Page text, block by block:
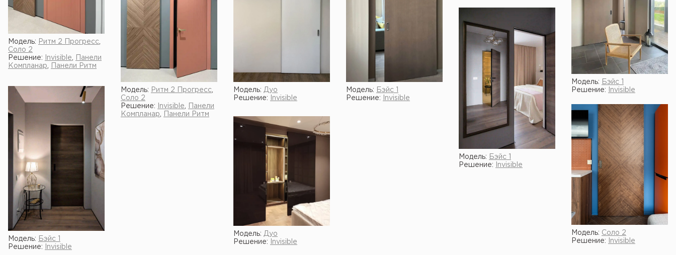
Модель: Ритм 2 Прогресс
Соло 2
Решение:
Invisible
Панели
Компланар
Панели Ритм
Модель: Ритм 2 Прогресс
Соло 2
Решение:
Invisible
Панели
Компланар
Панели Ритм
Модель: Дуо
Решение:
Invisible
Модель:
Бэйс 1
Решение:
Invisible
Модель:
Бэйс 1
Решение:
Invisible
Модель:
Бэйс 1
Решение:
Invisible
Модель:
Бэйс 1
Решение:
Invisible
Модель: Соло 2
Решение:
Invisible
Модель: Дуо
Решение:
Invisible